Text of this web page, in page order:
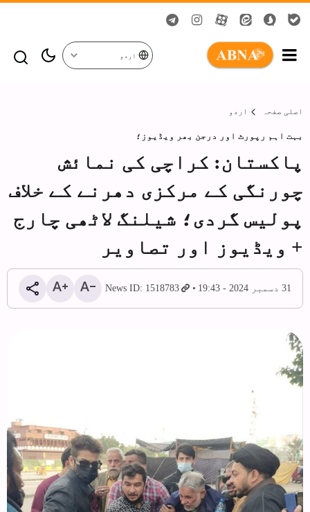
اردو
اصلی صفحہ اردو
بہت اہم رپورٹ اور درجن بھر ویڈیوز؛
پاکستان: کراچی کی نمائش
چورنگی کے مرکزی دھرنے کے خلاف
پولیس گردی؛ شیلنگ لاٹھی چارج
+ ویڈیوز اور تصاویر
31 دسمبر 2024 - 19:43 News ID: 1518783